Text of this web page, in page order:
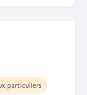
particuliers